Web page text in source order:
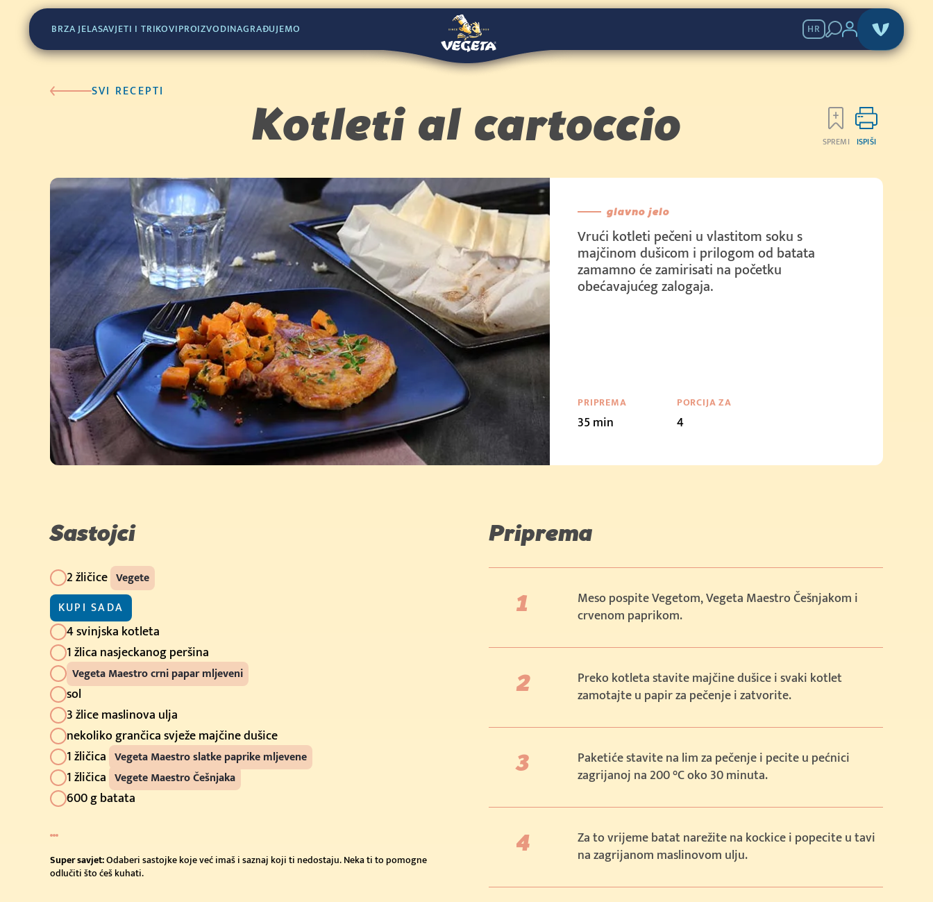
BRZA JELASAVJETI I TRIKOVIPROIZVODINAGRAĐUJEMO HR
SVI RECEPTI
Kotleti al cartoccio SPREMI ISPIŠI
glavno jelo
Vrući kotleti pečeni u vlastitom soku s
majčinom dušicom i prilogom od batata
zamamno će zamirisati na početku
obećavajućeg zalogaja.
PRIPREMA
35 min
PORCIJA ZA
4
Sastojci
2 žličice Vegete
KUPI SADA
(400g)
4 svinjska kotleta
1 žlica nasjeckanog peršina
Vegeta Maestro crni papar mljeveni
sol
3 žlice maslinova ulja
nekoliko grančica svježe majčine dušice
1 žličica Vegeta Maestro slatke paprike mljevene
1 žličica Vegete Maestro Češnjaka
600 g batata
Super savjet:Odaberi sastojke koje već imaš i saznaj koji ti nedostaju. Neka ti to pomogne
odlučiti što ćeš kuhati.
Priprema
Meso pospite Vegetom, Vegeta Maestro Češnjakom i
crvenom paprikom.
Preko kotleta stavite majčine dušice i svaki kotlet
zamotajte u papir za pečenje i zatvorite.
Paketiće stavite na lim za pečenje i pecite u pećnici
zagrijanoj na 200 °C oko 30 minuta.
Za to vrijeme batat narežite na kockice i popecite u tavi
na zagrijanom maslinovom ulju.